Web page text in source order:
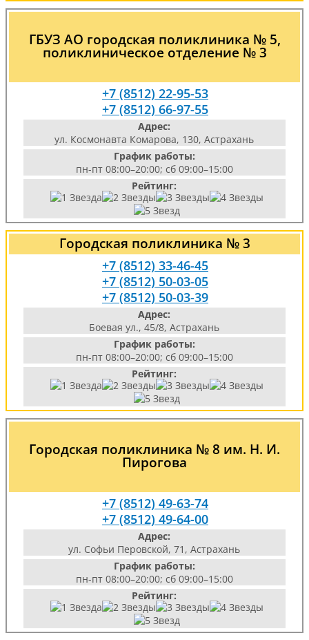
ГБУЗ АО городская поликлиника № 5,
поликлиническое отделение № 3
+7 (8512) 22-95-53
+7 (8512) 66-97-55
Адрес:
ул. Космонавта Комарова, 130, Астрахань
График работы:
пн-пт 08:00–20:00; сб 09:00–15:00
Рейтинг:
Городская поликлиника № 3
+7 (8512) 33-46-45
+7 (8512) 50-03-05
+7 (8512) 50-03-39
Адрес:
Боевая ул., 45/8, Астрахань
График работы:
пн-пт 08:00–20:00; сб 09:00–15:00
Рейтинг:
Городская поликлиника № 8 им. Н. И.
Пирогова
+7 (8512) 49-63-74
+7 (8512) 49-64-00
Адрес:
ул. Софьи Перовской, 71, Астрахань
График работы:
пн-пт 08:00–20:00; сб 09:00–15:00
Рейтинг: